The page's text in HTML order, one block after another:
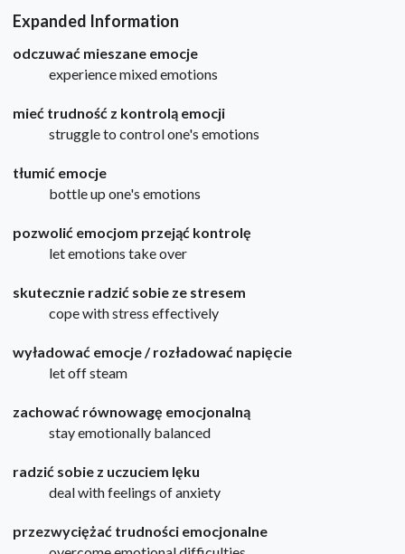
Expanded Information
odczuwać mieszane emocje
experience mixed emotions
mieć trudność z kontrolą emocji
struggle to control one's emotions
tłumić emocje
bottle up one's emotions
pozwolić emocjom przejąć kontrolę
let emotions take over
skutecznie radzić sobie ze stresem
cope with stress effectively
wyładować emocje / rozładować napięcie
let off steam
zachować równowagę emocjonalną
stay emotionally balanced
radzić sobie z uczuciem lęku
deal with feelings of anxiety
przezwyciężać trudności emocjonalne